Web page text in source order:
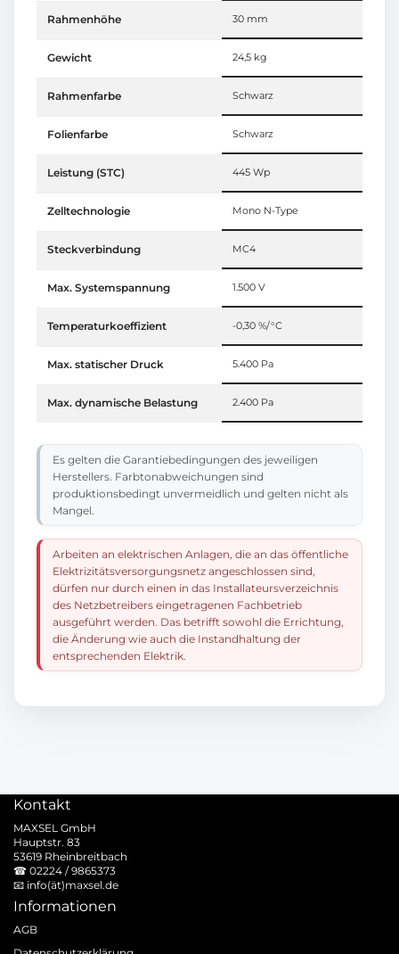
Rahmenhöhe 30 mm
Gewicht 24,5 kg
Rahmenfarbe Schwarz
Folienfarbe Schwarz
Leistung (STC) 445 Wp
Zelltechnologie Mono N-Type
Steckverbindung MC4
Max. Systemspannung 1.500 V
Temperaturkoeffizient -0,30 %/°C
Max. statischer Druck 5.400 Pa
Max. dynamische Belastung 2.400 Pa
Es gelten die Garantiebedingungen des jeweiligen
Herstellers. Farbtonabweichungen sind
produktionsbedingt unvermeidlich und gelten nicht als
Mangel.
Arbeiten an elektrischen Anlagen, die an das öffentliche
Elektrizitätsversorgungsnetz angeschlossen sind,
dürfen nur durch einen in das Installateursverzeichnis
des Netzbetreibers eingetragenen Fachbetrieb
ausgeführt werden. Das betrifft sowohl die Errichtung,
die Änderung wie auch die Instandhaltung der
entsprechenden Elektrik.
Kontakt
MAXSEL GmbH
Hauptstr. 83
53619 Rheinbreitbach
☎ 02224 / 9865373
📧 info(ät)maxsel.de
Informationen
AGB